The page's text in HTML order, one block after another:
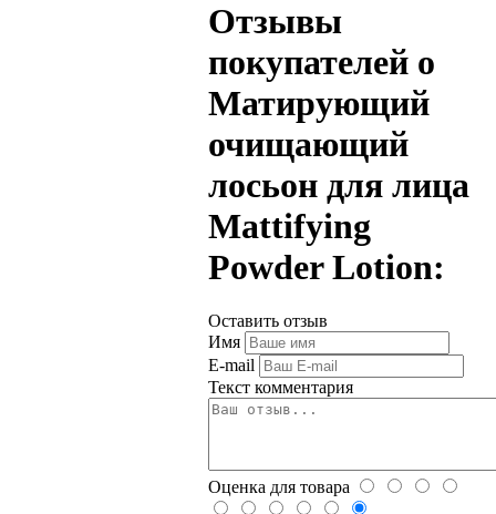
Отзывы
покупателей о
Матирующий
очищающий
лосьон для лица
Mattifying
Powder Lotion:
Оставить отзыв
Имя
E-mail
Текст комментария
Оценка для товара